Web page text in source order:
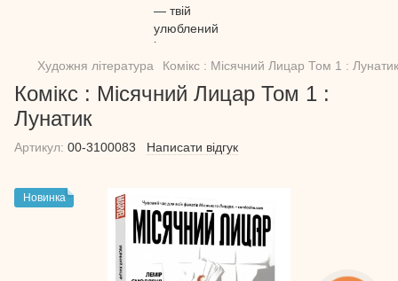
Художня література Комікс : Місячний Лицар Том 1 : Лунатик
Комікс : Місячний Лицар Том 1 :
Лунатик
Артикул: 00-3100083 Написати відгук
Новинка